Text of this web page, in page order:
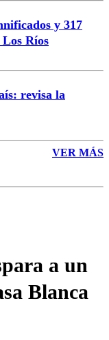
y 317
Ríos
revisa la
VER MÁS
a un
Blanca